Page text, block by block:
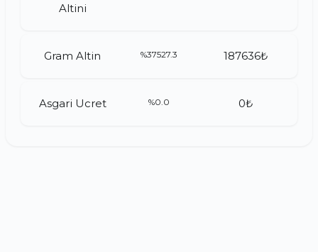
Altini
Gram Altin %37527.3 187636₺
Asgari Ucret %0.0 0₺